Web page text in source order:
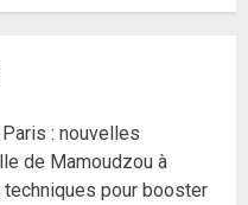
: nouvelles
de Mamoudzou à
techniques pour booster